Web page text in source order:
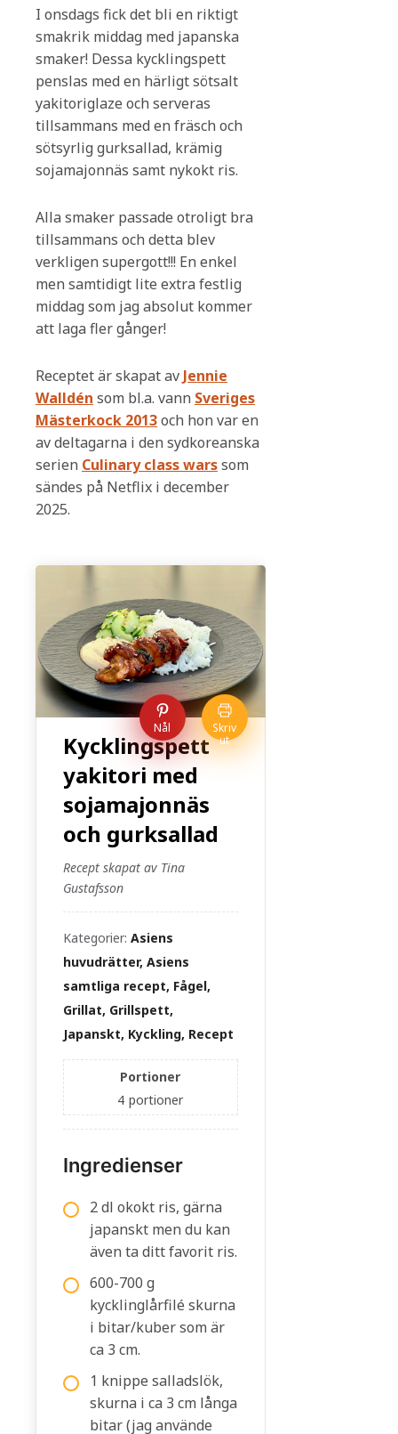
I onsdags fick det bli en riktigt
smakrik middag med japanska
smaker! Dessa kycklingspett
penslas med en härligt sötsalt
yakitoriglaze och serveras
tillsammans med en fräsch och
sötsyrlig gurksallad, krämig
sojamajonnäs samt nykokt ris.
Alla smaker passade otroligt bra
tillsammans och detta blev
verkligen supergott!!! En enkel
men samtidigt lite extra festlig
middag som jag absolut kommer
att laga fler gånger!
Receptet är skapat av Jennie
Walldén som bl.a. vann Sveriges
Mästerkock 2013och hon var en
av deltagarna i den sydkoreanska
serien Culinary class warssom
sändes på Netflix i december
2025.
Nål
Skriv
ut
Kycklingspett
yakitori med
sojamajonnäs
och gurksallad
Recept skapat av Tina
Gustafsson
Kategorier: Asiens
huvudrätter, Asiens
samtliga recept, Fågel,
Grillat, Grillspett,
Japanskt, Kyckling, Recept
Portioner
4 portioner
Ingredienser
2 dl okokt ris, gärna
japanskt men du kan
även ta ditt favorit ris.
600-700 g
kycklinglårfilé skurna
i bitar/kuber som är
ca 3 cm.
1 knippe salladslök,
skurna i ca 3 cm långa
bitar (jag använde